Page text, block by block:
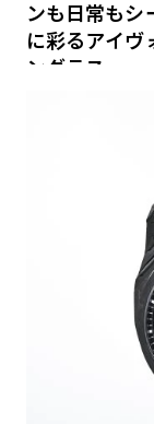
ンも日常もシ
に彩るアイヴ
ングラス